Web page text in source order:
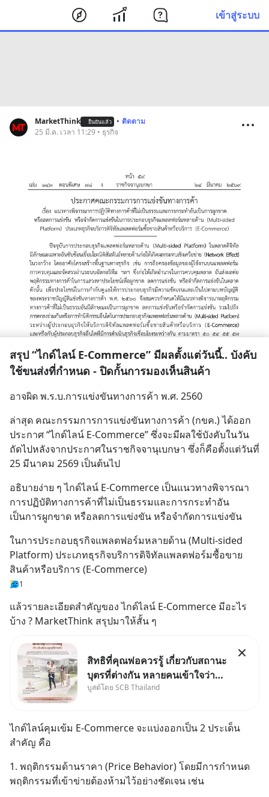
เข้าสู่ระบบ
MarketThink ยืนยันแล้ว • ติดตาม
25 มี.ค. เวลา 11:29 • ธุรกิจ
สรุป “ไกด์ไลน์ E-Commerce” มีผลตั้งแต่วันนี้.. บังคับ
ใช้ขนส่งที่กำหนด - ปิดกั้นการมองเห็นสินค้า
อาจผิด พ.ร.บ.การแข่งขันทางการค้า พ.ศ. 2560
ล่าสุด คณะกรรมการการแข่งขันทางการค้า (กขค.) ได้ออก
ประกาศ “ไกด์ไลน์ E-Commerce” ซึ่งจะมีผลใช้บังคับในวัน
ถัดไปหลังจากประกาศในราชกิจจานุเบกษา ซึ่งก็คือตั้งแต่วันที่
25 มีนาคม 2569 เป็นต้นไป
อธิบายง่าย ๆ ไกด์ไลน์ E-Commerce เป็นแนวทางพิจารณา
การปฏิบัติทางการค้าที่ไม่เป็นธรรมและการกระทำอัน
เป็นการผูกขาด หรือลดการแข่งขัน หรือจำกัดการแข่งขัน
ในการประกอบธุรกิจแพลตฟอร์มหลายด้าน (Multi-sided
Platform) ประเภทธุรกิจบริการดิจิทัลแพลตฟอร์มซื้อขาย
สินค้าหรือบริการ (E-Commerce)
1
แล้วรายละเอียดสำคัญของ ไกด์ไลน์ E-Commerce มีอะไร
บ้าง ? MarketThink สรุปมาให้สั้น ๆ
สิทธิที่คุณพ่อควรรู้ เกี่ยวกับสถานะ
บุตรที่ต่างกัน หลายคนเข้าใจว่า
"เมื่อเป็นลูกของพ่อและแม่ ก็ย่อม
กฎหมายไทยไม่ได้กำหนดไว้แบบ
บูสต์โดย SCB Thailand
ไกด์ไลน์คุมเข้ม E-Commerce จะแบ่งออกเป็น 2 ประเด็น
สำคัญ คือ
1. พฤติกรรมด้านราคา (Price Behavior) โดยมีการกำหนด
พฤติกรรมที่เข้าข่ายต้องห้ามไว้อย่างชัดเจน เช่น